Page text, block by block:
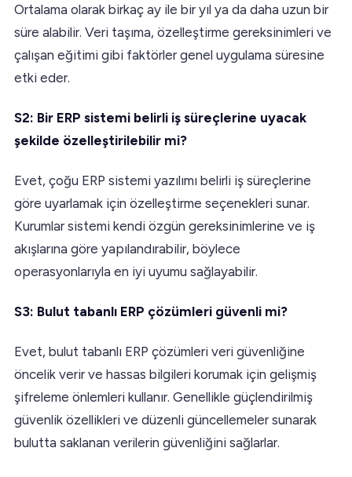
Ortalama olarak birkaç ay ile bir yıl ya da daha uzun bir
süre alabilir. Veri taşıma, özelleştirme gereksinimleri ve
çalışan eğitimi gibi faktörler genel uygulama süresine
etki eder.
S2: Bir ERP sistemi belirli iş süreçlerine uyacak
şekilde özelleştirilebilir mi?
Evet, çoğu ERP sistemi yazılımı belirli iş süreçlerine
göre uyarlamak için özelleştirme seçenekleri sunar.
Kurumlar sistemi kendi özgün gereksinimlerine ve iş
akışlarına göre yapılandırabilir, böylece
operasyonlarıyla en iyi uyumu sağlayabilir.
S3: Bulut tabanlı ERP çözümleri güvenli mi?
Evet, bulut tabanlı ERP çözümleri veri güvenliğine
öncelik verir ve hassas bilgileri korumak için gelişmiş
şifreleme önlemleri kullanır. Genellikle güçlendirilmiş
güvenlik özellikleri ve düzenli güncellemeler sunarak
bulutta saklanan verilerin güvenliğini sağlarlar.